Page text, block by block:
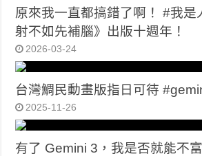
原來我一直都搞錯了啊！ #我是
射不如先補腦》出版十週年！
2026-03-24
台灣鯛民動畫版指日可待
2025-11-26
有了 Gemini 3，我是否就能不